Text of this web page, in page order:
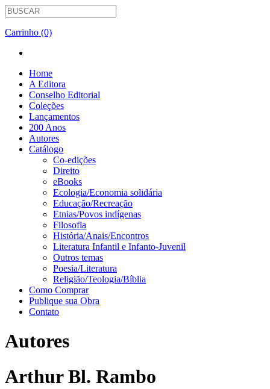
Carrinho (0)
Home
A Editora
Conselho Editorial
Coleções
Lançamentos
200 Anos
Autores
Catálogo
Co-edições
Direito
eBooks
Ecologia/Economia solidária
Educação/Recreação
Etnias/Povos indígenas
Filosofia
História/Anais/Encontros
Literatura Infantil e Infanto-Juvenil
Outros temas
Poesia/Literatura
Religião/Teologia/Bíblia
Como Comprar
Publique sua Obra
Contato
Autores
Arthur Bl. Rambo